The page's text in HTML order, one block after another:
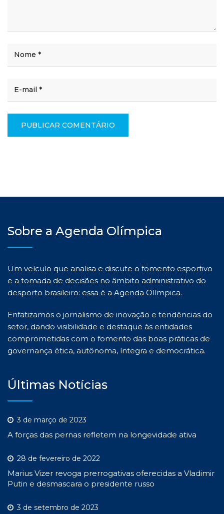
Sobre a Agenda Olímpica
Um veículo que analisa e discute o fomento esportivo
e a tomada de decisões no âmbito administrativo do
desporto brasileiro: essa é a Agenda Olímpica.
Enfatizamos o jornalismo de inovação e tendências do
setor, dando visibilidade e destaque às entidades
comprometidas com o fomento das boas práticas de
governança ética, autônoma, íntegra e democrática.
Últimas Notícias
3 de março de 2023
A forças das pernas refletem na longevidade ativa
28 de fevereiro de 2022
Marius Vizer revoga prerrogativas oferecidas a Vladimir
Putin e desmascara o presidente russo
3 de setembro de 2023